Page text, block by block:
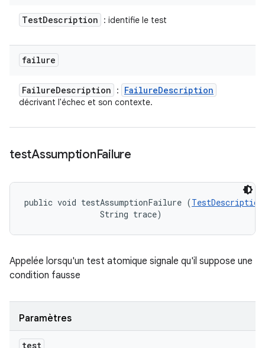
TestDescription : identifie le test
failure
FailureDescription : FailureDescription
décrivant l'échec et son contexte.
testAssumptionFailure
public void testAssumptionFailure (TestDescription
                String trace)
Appelée lorsqu'un test atomique signale qu'il suppose une
condition fausse
Paramètres
test